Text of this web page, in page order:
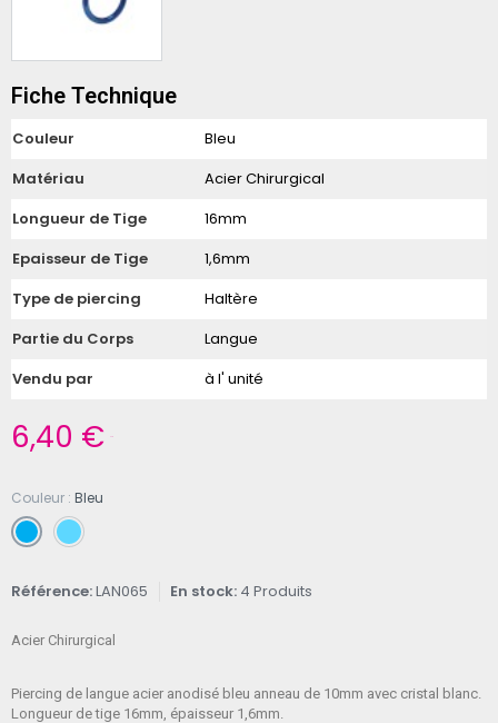
Fiche Technique
Couleur
Bleu
Matériau
Acier Chirurgical
Longueur de Tige
16mm
Epaisseur de Tige
1,6mm
Type de piercing
Haltère
Partie du Corps
Langue
Vendu par
à l' unité
6,40 €
Couleur Bleu
Référence LAN065 En stock 4 Produits
Acier Chirurgical
Piercing de langue acier anodisé bleu anneau de 10mm avec cristal blanc.
Longueur de tige 16mm, épaisseur 1,6mm.